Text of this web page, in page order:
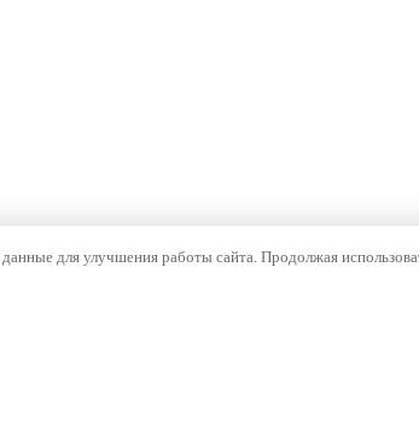
для улучшения работы сайта. Продолжая